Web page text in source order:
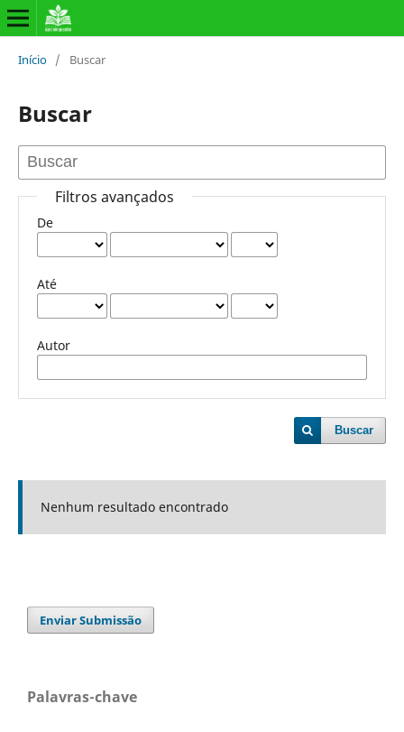
Início / Buscar
Buscar
Filtros avançados
De
Até
Autor
Buscar
Nenhum resultado encontrado
Enviar Submissão
Palavras-chave